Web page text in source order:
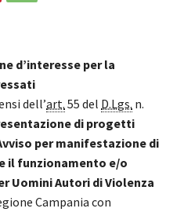
d’interesse per la
dell’art. 55 del D.Lgs. n.
di progetti
per manifestazione di
il funzionamento e/o
Uomini Autori di Violenza
Campania con